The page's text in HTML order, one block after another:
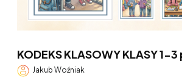
KODEKS KLASOWY KLASY 1-
Jakub Woźniak